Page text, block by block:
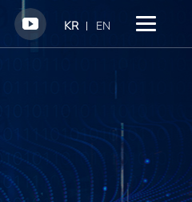
KR EN